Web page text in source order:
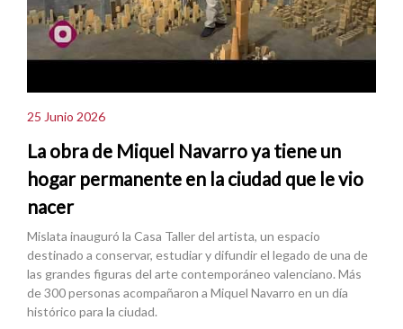
25 Junio 2026
La obra de Miquel Navarro ya tiene un
hogar permanente en la ciudad que le vio
nacer
Mislata inauguró la Casa Taller del artista, un espacio
destinado a conservar, estudiar y difundir el legado de una de
las grandes figuras del arte contemporáneo valenciano. Más
de 300 personas acompañaron a Miquel Navarro en un día
histórico para la ciudad.